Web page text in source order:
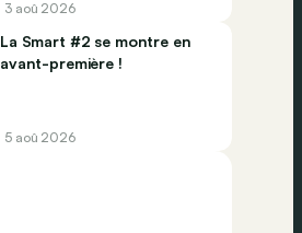
3 aoû 2026
La Smart #2 se montre en
avant-première !
5 aoû 2026